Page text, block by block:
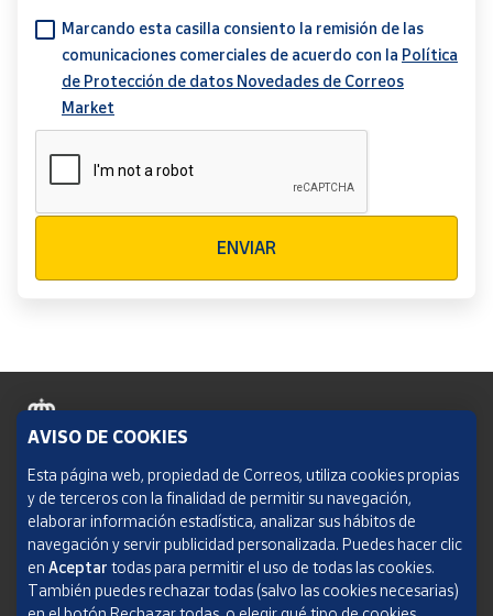
Marcando esta casilla consiento la remisión de las
comunicaciones comerciales de acuerdo con la Política
de Protección de datos Novedades de Correos
Market
ENVIAR
Política de cookies
Aviso legal
Condiciones del servicio
Política de Privacidad Web
AVISO DE COOKIES
Esta página web, propiedad de Correos, utiliza cookies propias
y de terceros con la finalidad de permitir su navegación,
elaborar información estadística, analizar sus hábitos de
navegación y servir publicidad personalizada. Puedes hacer clic
en Aceptar todas para permitir el uso de todas las cookies.
También puedes rechazar todas (salvo las cookies necesarias)